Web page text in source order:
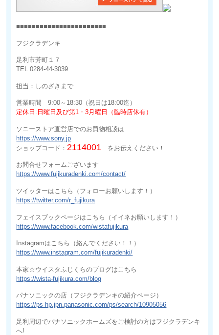
■■■■■■■■■■■■■■■■■■■■■■■
フジクラデンキ
足利市芳町１７
TEL 0284-44-3039
担当：しのざきまで
営業時間 9:00～18:30（祝日は18:00迄）
定休日:日曜日及び第1・3月曜日（臨時店休有）
ソニーストア直営店でのお買物相談は
https://www.sony.jp
ショップコード： 2114001 をお伝えください！
お問合せフォームございます
https://www.fujikuradenki.com/contact/
ツイッターはこちら（フォローお願いします！）
https://twitter.com/r_fujikura
フェイスブックページはこちら（イイネお願いします！）
https://www.facebook.com/wistafujikura
Instagramはこちら（絡んでください！！）
https://www.instagram.com/fujikuradenki/
本家☆ウイスタふじくらのブログはこちら
https://wista-fujikura.com/blog
パナソニックの店（フジクラデンキの紹介ページ）
https://ps-hp.jpn.panasonic.com/ps/search/10905056
足利周辺でパナソニックホームズをご検討の方はフジクラデンキ
へ!